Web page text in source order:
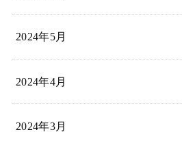
2024年5月
2024年4月
2024年3月